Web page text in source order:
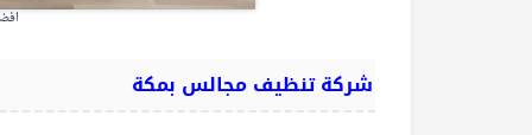
شركة تنظيف مجالس بمكة